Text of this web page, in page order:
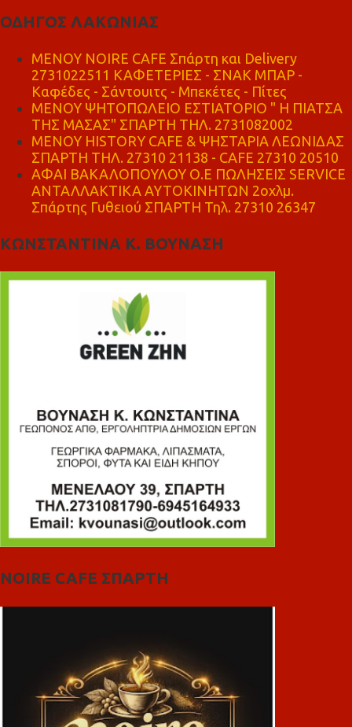
ΟΔΗΓΟΣ ΛΑΚΩΝΙΑΣ
MENOY NOIRE CAFE Σπάρτη και Delivery
2731022511 ΚΑΦΕΤΕΡΙΕΣ - ΣΝΑΚ ΜΠΑΡ -
Καφέδες - Σάντουιτς - Μπεκέτες - Πίτες
ΜΕΝΟΥ ΨΗΤΟΠΩΛΕΙΟ ΕΣΤΙΑΤΟΡΙΟ " Η ΠΙΑΤΣΑ
ΤΗΣ ΜΑΣΑΣ" ΣΠΑΡΤΗ ΤΗΛ. 2731082002
ΜΕΝΟΥ HISTORY CAFE & ΨΗΣΤΑΡΙΑ ΛΕΩΝΙΔΑΣ
ΣΠΑΡΤΗ ΤΗΛ. 27310 21138 - CAFE 27310 20510
ΑΦΑΙ ΒΑΚΑΛΟΠΟΥΛΟΥ Ο.Ε ΠΩΛΗΣΕΙΣ SERVICE
ΑΝΤΑΛΛΑΚΤΙΚΑ ΑΥΤΟΚΙΝΗΤΩΝ 2οχλμ.
Σπάρτης Γυθειού ΣΠΑΡΤΗ Τηλ. 27310 26347
ΚΩΝΣΤΑΝΤΙΝΑ Κ. ΒΟΥΝΑΣΗ
NOIRE CAFE ΣΠΑΡΤΗ